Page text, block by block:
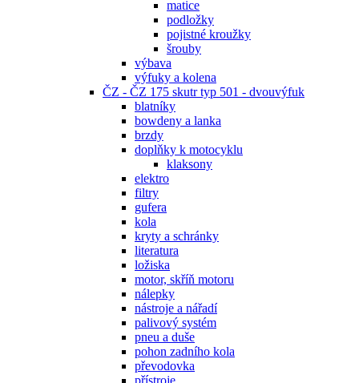
matice
podložky
pojistné kroužky
šrouby
výbava
výfuky a kolena
ČZ - ČZ 175 skutr typ 501 - dvouvýfuk
blatníky
bowdeny a lanka
brzdy
doplňky k motocyklu
klaksony
elektro
filtry
gufera
kola
kryty a schránky
literatura
ložiska
motor, skříň motoru
nálepky
nástroje a nářadí
palivový systém
pneu a duše
pohon zadního kola
převodovka
přístroje